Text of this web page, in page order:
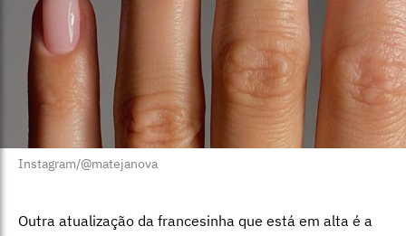
Instagram/@matejanova
Outra atualização da francesinha que está em alta é a